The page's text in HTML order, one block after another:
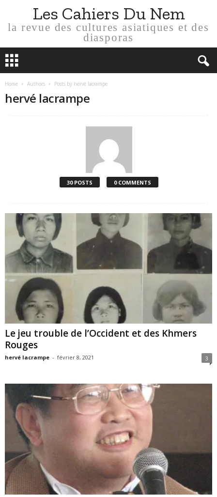
Les Cahiers Du Nem
la revue des cultures asiatiques et des
diasporas
Home Authors Posts by hervé lacrampe
hervé lacrampe
30 POSTS 0 COMMENTS
Le jeu trouble de l’Occident et des Khmers
Rouges
hervé lacrampe - février 8, 2021 3